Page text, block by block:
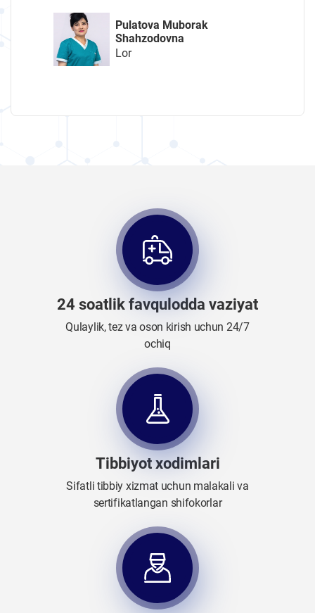
Pulatova Muborak
Shahzodovna
Lor
24 soatlik favqulodda vaziyat
Qulaylik, tez va oson kirish uchun 24/7
ochiq
Tibbiyot xodimlari
Sifatli tibbiy xizmat uchun malakali va
sertifikatlangan shifokorlar